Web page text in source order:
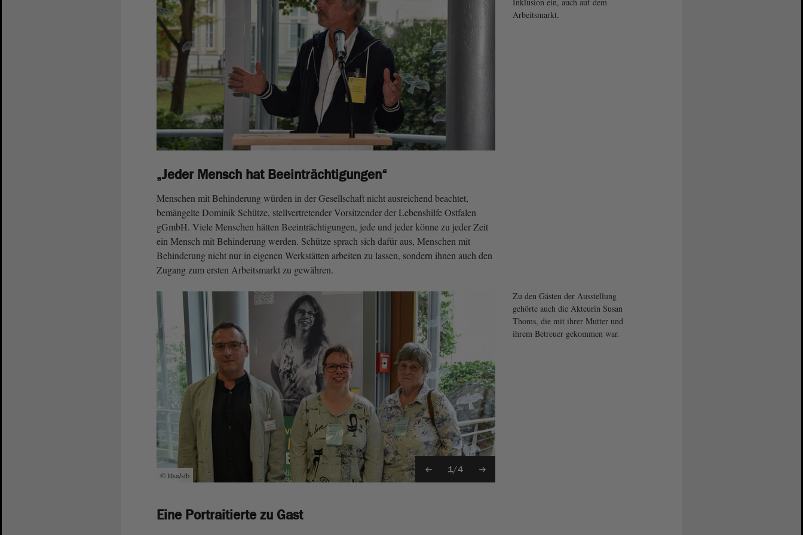
Arbeitsmarkt.
„Jeder Mensch hat Beeinträchtigungen“
Menschen mit Behinderung würden in der Gesellschaft nicht ausreichend beachtet,
bemängelte Dominik Schütze, stellvertretender Vorsitzender der Lebenshilfe Ostfalen
gGmbH. Viele Menschen hätten Beeinträchtigungen, jede und jeder könne zu jeder Zeit
ein Mensch mit Behinderung werden. Schütze sprach sich dafür aus, Menschen mit
Behinderung nicht nur in eigenen Werkstätten arbeiten zu lassen, sondern ihnen auch den
Zugang zum ersten Arbeitsmarkt zu gewähren.
© ltlsa/stb 1/4
Zu den Gästen der Ausstellung
gehörte auch die Akteurin Susan
Thoms, die mit ihrer Mutter und
ihrem Betreuer gekommen war.
Eine Portraitierte zu Gast